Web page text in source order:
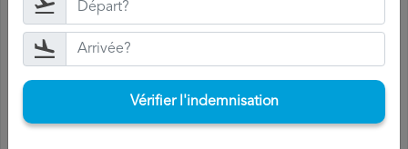
Si vous acceptez l'indemnisation, Volotea vous la versera
dans les 15 jours.
Vérifier l'indemnisation